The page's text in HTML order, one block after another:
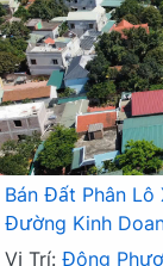
Bán Đất Phân
Đường Kinh
Vị Trí: Đông